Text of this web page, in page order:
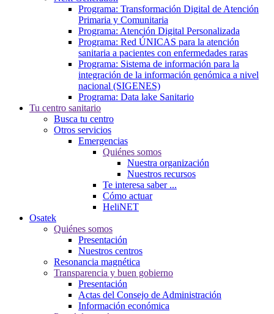
Programa: Transformación Digital de Atención
Primaria y Comunitaria
Programa: Atención Digital Personalizada
Programa: Red ÚNICAS para la atención
sanitaria a pacientes con enfermedades raras
Programa: Sistema de información para la
integración de la información genómica a nivel
nacional (SIGENES)
Programa: Data lake Sanitario
Tu centro sanitario
Busca tu centro
Otros servicios
Emergencias
Quiénes somos
Nuestra organización
Nuestros recursos
Te interesa saber ...
Cómo actuar
HeliNET
Osatek
Quiénes somos
Presentación
Nuestros centros
Resonancia magnética
Transparencia y buen gobierno
Presentación
Actas del Consejo de Administración
Información económica